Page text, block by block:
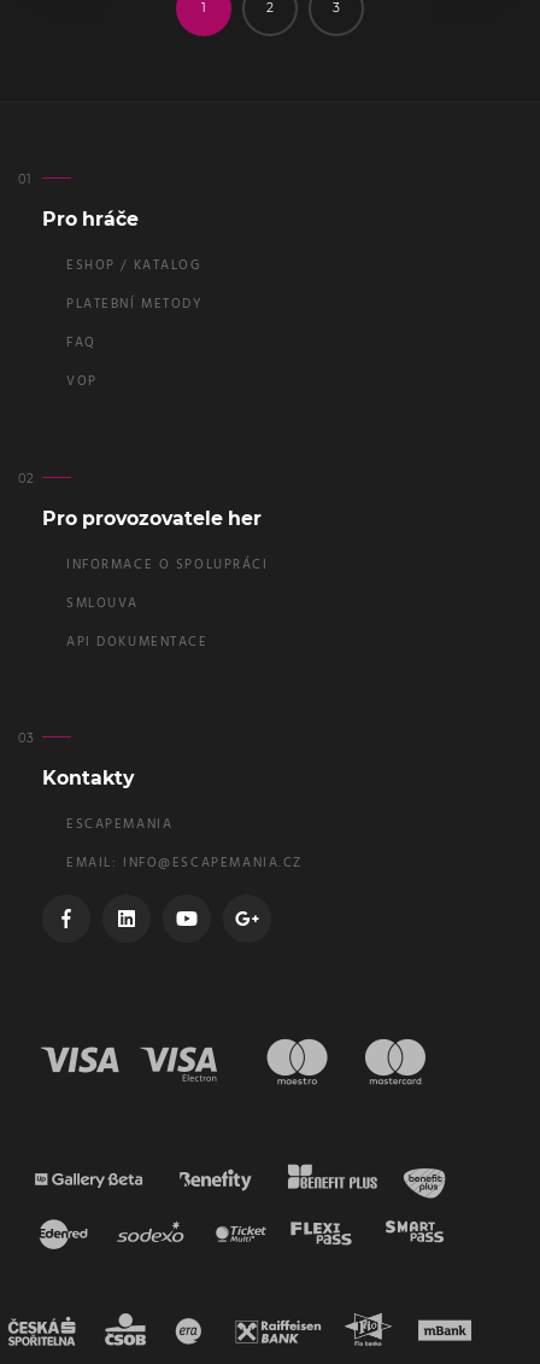
1 2 3
Pro hráče
ESHOP / KATALOG
PLATEBNÍ METODY
FAQ
VOP
Pro provozovatele her
INFORMACE O SPOLUPRÁCI
SMLOUVA
API DOKUMENTACE
Kontakty
ESCAPEMANIA
EMAIL: INFO@ESCAPEMANIA.CZ